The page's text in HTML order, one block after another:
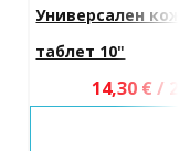
Универсален
таблет 10"
14,30 € /